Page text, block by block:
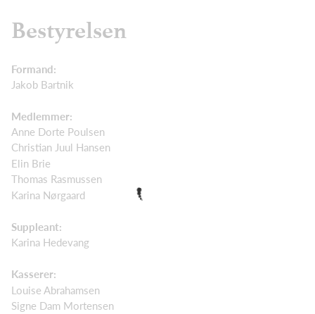
Bestyrelsen
Formand:
Jakob Bartnik
Medlemmer:
Anne Dorte Poulsen
Christian Juul Hansen
Elin Brie
Thomas Rasmussen
Karina Nørgaard
Suppleant:
Karina Hedevang
Kasserer:
Louise Abrahamsen
Signe Dam Mortensen